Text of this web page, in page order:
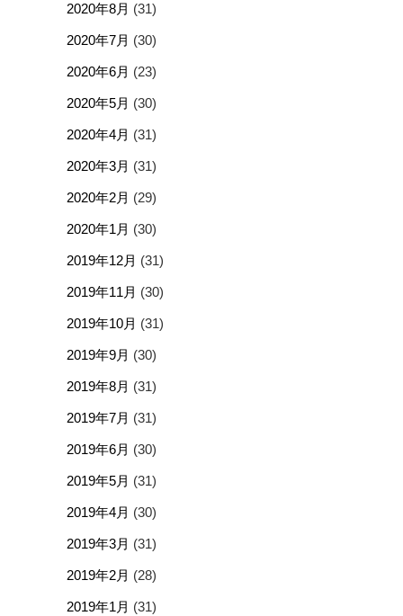
2020年8月 (31)
2020年7月 (30)
2020年6月 (23)
2020年5月 (30)
2020年4月 (31)
2020年3月 (31)
2020年2月 (29)
2020年1月 (30)
2019年12月 (31)
2019年11月 (30)
2019年10月 (31)
2019年9月 (30)
2019年8月 (31)
2019年7月 (31)
2019年6月 (30)
2019年5月 (31)
2019年4月 (30)
2019年3月 (31)
2019年2月 (28)
2019年1月 (31)